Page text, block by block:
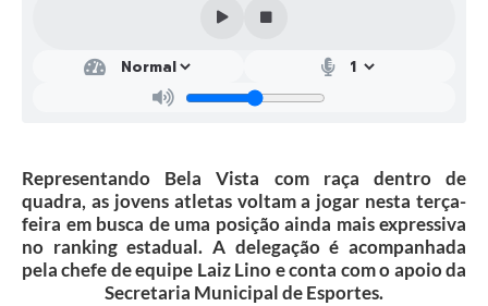
Representando Bela Vista com raça dentro de
quadra, as jovens atletas voltam a jogar nesta terça-
feira em busca de uma posição ainda mais expressiva
no ranking estadual. A delegação é acompanhada
pela chefe de equipe Laiz Lino e conta com o apoio da
Secretaria Municipal de Esportes.